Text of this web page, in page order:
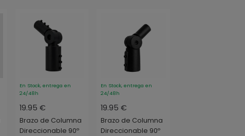
En Stock, entrega en
24/48h
19.95 €
Brazo de Columna
Direccionable 90º
En Stock, entrega en
24/48h
19.95 €
Brazo de Columna
Direccionable 90º